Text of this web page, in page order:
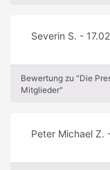
Severin S. -
Bewertung zu "Die
Mitglieder"
Peter Michael Z.